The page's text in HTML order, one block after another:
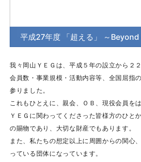
平成27年度 「超える」 ～
我々岡山ＹＥＧは、平成５年の設立から２
会員数・事業規模・活動内容等、全国屈指
参りました。
これもひとえに、親会、ＯＢ、現役会員をは
ＹＥＧに関わってくださった皆様方のひと
の賜物であり、大切な財産でもあります。
また、私たちの想定以上に周囲からの関心
っている団体になっています。